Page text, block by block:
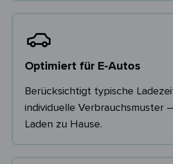
Optimiert für E-Autos
Berücksichtigt typische
individuelle Verbrauchsmuster
Laden zu Hause.